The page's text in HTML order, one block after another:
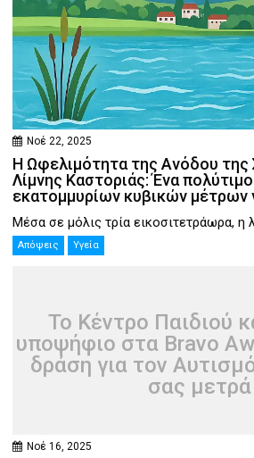
Νοέ 22, 2025
Η Ωφελιμότητα της Ανόδου της
Λίμνης Καστοριάς: Ένα
εκατομμυρίων κυβικών μέτρων
Μέσα σε μόλις τρία εικοσιτετράωρα, η
Απόψεις Υγεία
Το Κέντρο Παιδιού
υποψήφιο στα Bravo
δράση για τον
σας μετρά
Νοέ 16, 2025